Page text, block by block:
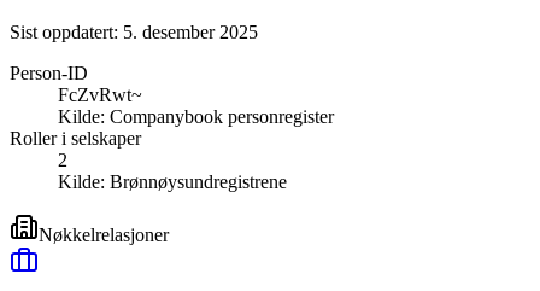
Sist oppdatert: 5. desember 2025
Person-ID
FcZvRwt~
Kilde: Companybook personregister
Roller i selskaper
2
Kilde: Brønnøysundregistrene
Nøkkelrelasjoner